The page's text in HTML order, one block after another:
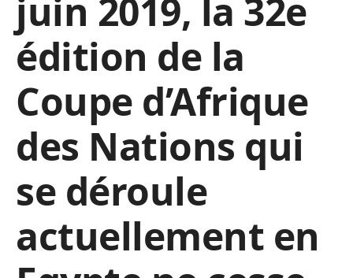
juin 2019, la 32e
édition de la
Coupe d’Afrique
des Nations qui
se déroule
actuellement en